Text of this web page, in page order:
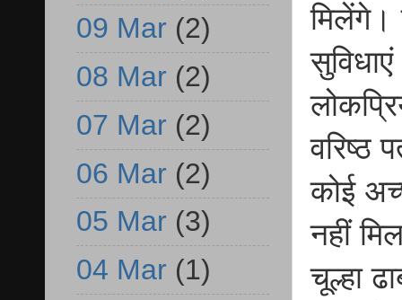
मिलेंगे।
सुविधाएं
वरिष्ठ
कोई
नहीं
चूल्हा
09 Mar (2)
08 Mar (2)
07 Mar (2)
06 Mar (2)
05 Mar (3)
04 Mar (1)